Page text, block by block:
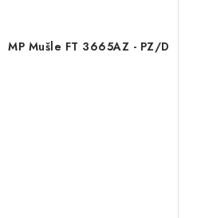
MP Mušle FT 3665AZ - PZ/D